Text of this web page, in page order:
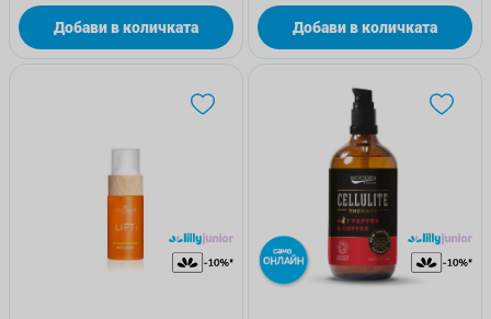
Добави в количката Добави в количката